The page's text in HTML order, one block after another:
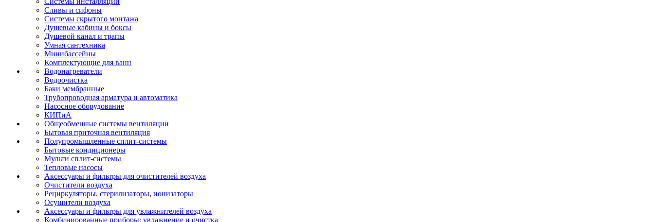
Сливы и сифоны
Системы скрытого монтажа
Душевые кабины и боксы
Душевой канал и трапы
Умная сантехника
Минибассейны
Комплектующие для ванн
Водонагреватели
Водоочистка
Баки мембранные
Трубопроводная арматура и автоматика
Насосное оборудование
КИПиА
Общеобменные системы вентиляции
Бытовая приточная вентиляция
Полупромышленные сплит-системы
Бытовые кондиционеры
Мульти сплит-системы
Тепловые насосы
Аксессуары и фильтры для очистителей воздуха
Очистители воздуха
Рециркуляторы, стерилизаторы, ионизаторы
Осушители воздуха
Аксессуары и фильтры для увлажнителей воздуха
Комбинированные приборы: увлажнение и очистка